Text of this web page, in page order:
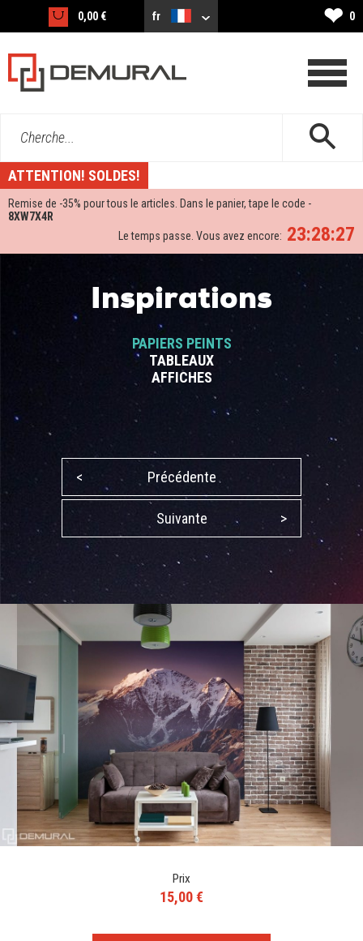
0,00 € fr ❤ 0
Cherche...
ATTENTION! SOLDES!
Remise de -35% pour tous le articles. Dans le panier, tape le code -
8XW7X4R
23:28:27
Le temps passe. Vous avez encore:
Inspirations
PAPIERS PEINTS
TABLEAUX
AFFICHES
< Précédente
Suivante >
Prix
15,00 €